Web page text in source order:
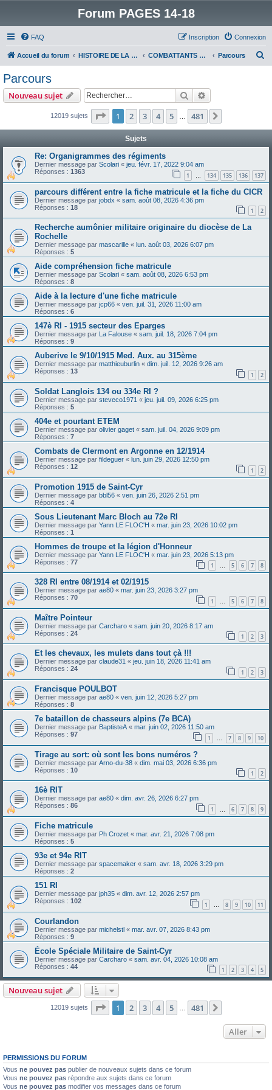
Forum PAGES 14-18
FAQ Connexion
Inscription
Accueil du forum HISTOIRE DE LA GRANDE GUERRE COMBATTANTS DE LA GRANDE GUERRE Parcours
e
Parcours
Nouveau sujet Rechercher
12019 sujets Page 1sur481
1 2 3 4 5 481
Sujets
Re: Organigrammes des régiments
Dernier message par Scolari « jeu. févr. 17, 2022 9:04 am
Réponses : 1363 1 … 134 135 136 137
parcours différent entre la fiche matricule et la fiche du CICR
Dernier message par jobdx « sam. août 08, 2026 4:36 pm
Réponses : 18 1 2
Recherche aumônier militaire originaire du diocèse de La
Rochelle
Dernier message par mascarille « lun. août 03, 2026 6:07 pm
Réponses : 5
Aide compréhension fiche matricule
Dernier message par Scolari « sam. août 08, 2026 6:53 pm
Réponses : 8
Aide à la lecture d'une fiche matricule
Dernier message par jcp66 « ven. juil. 31, 2026 11:00 am
Réponses : 6
147è RI - 1915 secteur des Eparges
Dernier message par La Falouse « sam. juil. 18, 2026 7:04 pm
Réponses : 9
Auberive le 9/10/1915 Med. Aux. au 315ème
Dernier message par matthieuburlin « dim. juil. 12, 2026 9:26 am
Réponses : 13 1 2
Soldat Langlois 134 ou 334e RI ?
Dernier message par steveco1971 « jeu. juil. 09, 2026 6:25 pm
Réponses : 5
404e et pourtant ETEM
Dernier message par olivier gaget « sam. juil. 04, 2026 9:09 pm
Réponses : 7
Combats de Clermont en Argonne en 12/1914
Dernier message par fildeguer « lun. juin 29, 2026 12:50 pm
Réponses : 12 1 2
Promotion 1915 de Saint-Cyr
Dernier message par bbl56 « ven. juin 26, 2026 2:51 pm
Réponses : 4
Sous Lieutenant Marc Bloch au 72e RI
Dernier message par Yann LE FLOC'H « mar. juin 23, 2026 10:02 pm
Réponses : 1
Hommes de troupe et la légion d'Honneur
Dernier message par Yann LE FLOC'H « mar. juin 23, 2026 5:13 pm
Réponses : 77 1 5 6 7 8
328 RI entre 08/1914 et 02/1915
Dernier message par ae80 « mar. juin 23, 2026 3:27 pm
Réponses : 70 1 … 5 6 7 8
Maître Pointeur
Dernier message par Carcharo « sam. juin 20, 2026 8:17 am
Réponses : 24 1 2 3
Et les chevaux, les mulets dans tout çà !!!
Dernier message par claude31 « jeu. juin 18, 2026 11:41 am
Réponses : 24 1 2 3
Francisque POULBOT
Dernier message par ae80 « ven. juin 12, 2026 5:27 pm
Réponses : 8
7e bataillon de chasseurs alpins (7e BCA)
Dernier message par BaptisteA « mar. juin 02, 2026 11:50 am
Réponses : 97 1 … 7 8 9 10
Tirage au sort: où sont les bons numéros ?
Dernier message par Arno-du-38 « dim. mai 03, 2026 6:36 pm
Réponses : 10 1 2
16è RIT
Dernier message par ae80 « dim. avr. 26, 2026 6:27 pm
Réponses : 86 1 6 7 8 9
Fiche matricule
Dernier message par Ph Crozet « mar. avr. 21, 2026 7:08 pm
Réponses : 5
93e et 94e RIT
Dernier message par spacemaker « sam. avr. 18, 2026 3:29 pm
Réponses : 2
151 RI
Dernier message par jph35 « dim. avr. 12, 2026 2:57 pm
Réponses : 102 1 … 8 9 10 11
Courlandon
Dernier message par michelstl « mar. avr. 07, 2026 8:43 pm
Réponses : 9
École Spéciale Militaire de Saint-Cyr
Dernier message par Carcharo « sam. avr. 04, 2026 10:08 am
Réponses : 44 1 2 3 4 5
Nouveau sujet
12019 sujets Page 1sur481
1 2 3 4 5 481
Aller
PERMISSIONS DU FORUM
Vous ne pouvez pas publier de nouveaux sujets dans ce forum
Vous ne pouvez pas répondre aux sujets dans ce forum
Vous ne pouvez pas modifier vos messages dans ce forum